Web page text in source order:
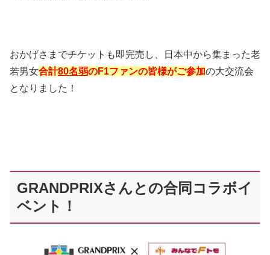
おかげさまでチケットも即完売し、日本中から集まった老
若男女合計80名弱のF1ファンの皆様がご参加の大交流会
となりました！
GRANDPRIXさんとの合同コラボイ
ベント！